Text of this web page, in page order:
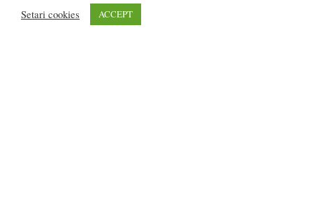
Setari cookies ACCEPT